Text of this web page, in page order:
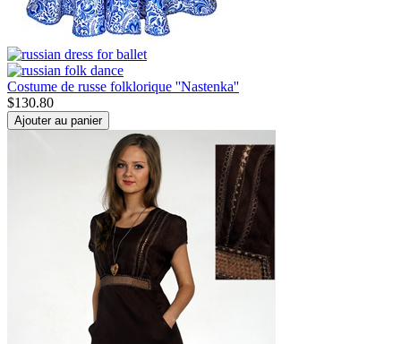
Costume de russe folklorique ''Nastenka''
$130.80
Ajouter au panier